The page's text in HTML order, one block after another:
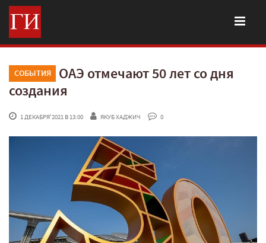
СОБЫТИЯ
ОАЭ отмечают 50 лет со дня
создания
1 ДЕКАБРЯ'2021 В 13:00 ЯКУБ ХАДЖИЧ 0